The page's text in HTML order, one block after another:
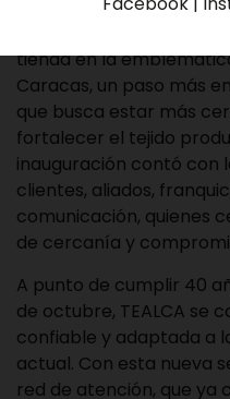
TEALCA, la empresa
tienda en la
Caracas, un paso más
que busca estar más
fortalecer el tejido
inauguración contó con
clientes, aliados,
comunicación, quienes
de cercanía y
A punto de cumplir 40
de octubre, TEALCA se
confiable y adaptada a
actual. Con esta nueva
red de atención, que ya